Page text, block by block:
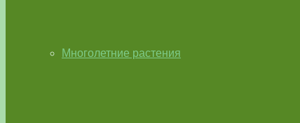
Многолетние растения